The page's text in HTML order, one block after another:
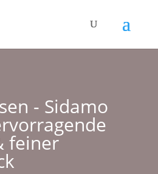
- Sidamo
feiner